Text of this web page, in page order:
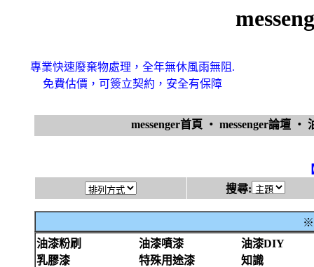
專業快速廢棄物處理，全年無休風雨無阻.
免費估價，可簽立契約，安全有保障
messenger首頁 ‧ messenger論壇 ‧
搜尋:
※
油漆粉刷
油漆噴漆
油漆DIY
乳膠漆
特殊用途漆 知識